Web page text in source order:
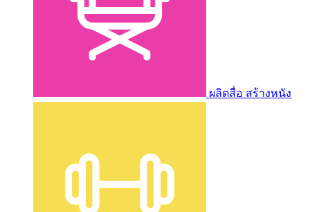
ผลิตสื่อ สร้างหนัง